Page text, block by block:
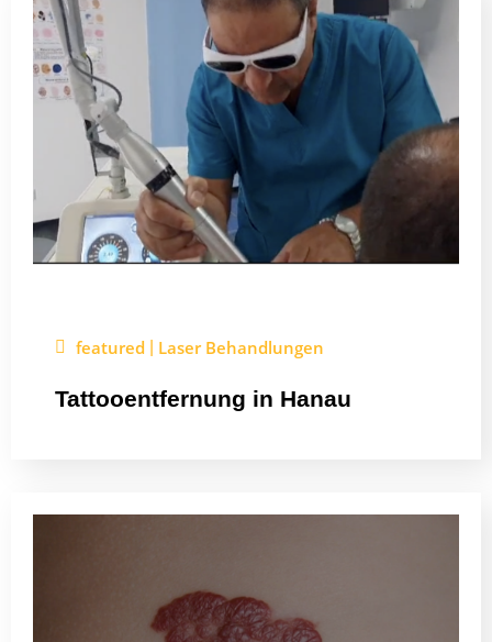
featured Laser Behandlungen
Tattooentfernung in Hanau